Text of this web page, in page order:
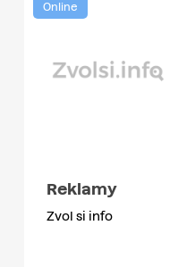
Online
Reklamy
Zvol si info